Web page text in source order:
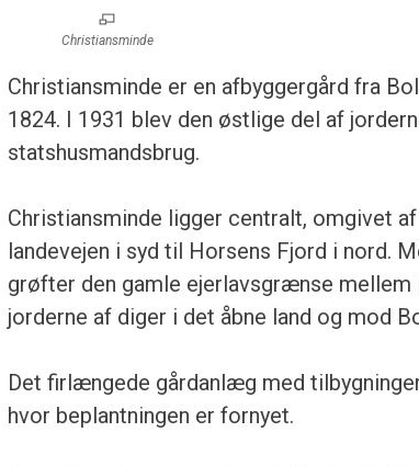
Christiansminde
Christiansminde er en afbyggergård fra
1824. I 1931 blev den østlige del af
statshusmandsbrug.
Christiansminde ligger centralt, omgivet
landevejen i syd til Horsens Fjord i nord.
grøfter den gamle ejerlavsgrænse
jorderne af diger i det åbne land og mod
Det firlængede gårdanlæg med
hvor beplantningen er fornyet.